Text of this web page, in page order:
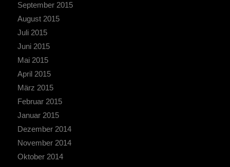
September 2015
August 2015
Juli 2015
Juni 2015
Mai 2015
April 2015
März 2015
Februar 2015
Januar 2015
Dezember 2014
November 2014
Oktober 2014